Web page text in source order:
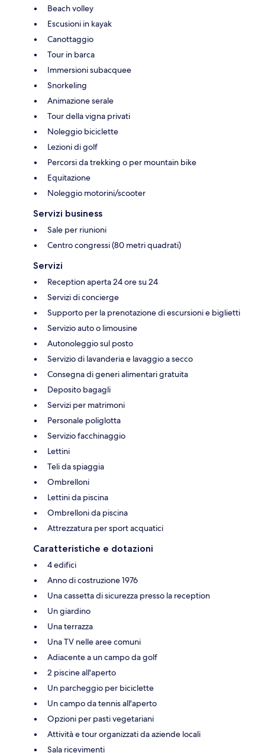
Beach volley
Escusioni in kayak
Canottaggio
Tour in barca
Immersioni subacquee
Snorkeling
Animazione serale
Tour della vigna privati
Noleggio biciclette
Lezioni di golf
Percorsi da trekking o per mountain bike
Equitazione
Noleggio motorini/scooter
Servizi business
Sale per riunioni
Centro congressi (80 metri quadrati)
Servizi
Reception aperta 24 ore su 24
Servizi di concierge
Supporto per la prenotazione di escursioni e biglietti
Servizio auto o limousine
Autonoleggio sul posto
Servizio di lavanderia e lavaggio a secco
Consegna di generi alimentari gratuita
Deposito bagagli
Servizi per matrimoni
Personale poliglotta
Servizio facchinaggio
Lettini
Teli da spiaggia
Ombrelloni
Lettini da piscina
Ombrelloni da piscina
Attrezzatura per sport acquatici
Caratteristiche e dotazioni
4 edifici
Anno di costruzione 1976
Una cassetta di sicurezza presso la reception
Un giardino
Una terrazza
Una TV nelle aree comuni
Adiacente a un campo da golf
2 piscine all'aperto
Un parcheggio per biciclette
Un campo da tennis all'aperto
Opzioni per pasti vegetariani
Attività e tour organizzati da aziende locali
Sala ricevimenti